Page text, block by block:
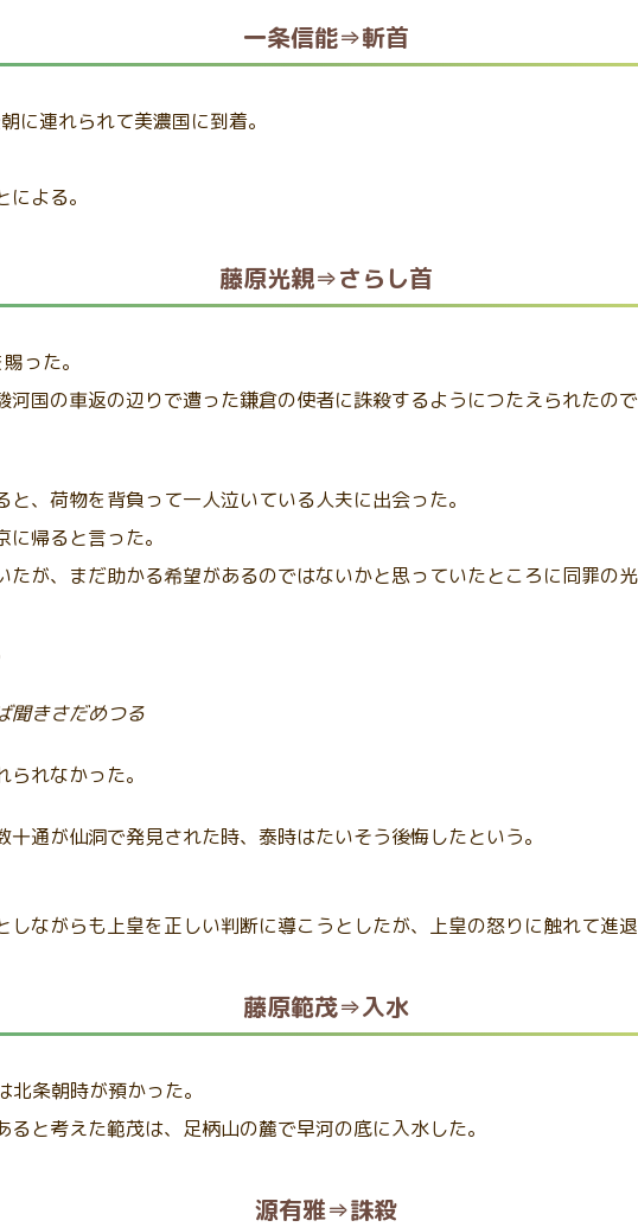
一条信能⇒斬首
に連れられて美濃国に到着。
よる。
藤原光親⇒さらし首
った。
国の車返の辺りで遭った鎌倉の使者に誅殺するようにつたえられたの
、荷物を背負って一人泣いている人夫に出会った。
帰ると言った。
が、まだ助かる希望があるのではないかと思っていたところに同罪の
聞きさだめつる
れなかった。
通が仙洞で発見された時、泰時はたいそう後悔したという。
ながらも上皇を正しい判断に導こうとしたが、上皇の怒りに触れて進
藤原範茂⇒入水
条朝時が預かった。
と考えた範茂は、足柄山の麓で早河の底に入水した。
源有雅⇒誅殺